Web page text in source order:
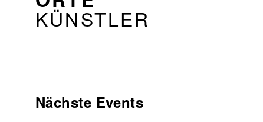
KÜNSTLER
Nächste Events